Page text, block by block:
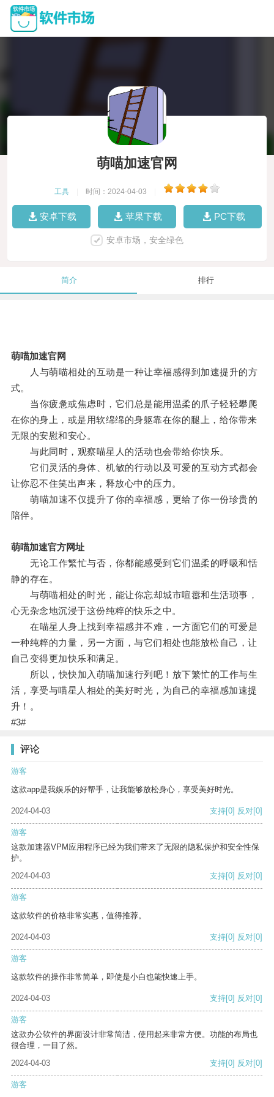
萌喵加速官网
工具 时间：2024-04-03
安卓下载 苹果下载 PC下载
安卓市场，安全绿色
简介 排行
萌喵加速官网
人与萌喵相处的互动是一种让幸福感得到加速提升的方
式。
当你疲惫或焦虑时，它们总是能用温柔的爪子轻轻攀爬
在你的身上，或是用软绵绵的身躯靠在你的腿上，给你带来
无限的安慰和安心。
与此同时，观察喵星人的活动也会带给你快乐。
它们灵活的身体、机敏的行动以及可爱的互动方式都会
让你忍不住笑出声来，释放心中的压力。
萌喵加速不仅提升了你的幸福感，更给了你一份珍贵的
陪伴。
萌喵加速官方网址
无论工作繁忙与否，你都能感受到它们温柔的呼吸和恬
静的存在。
与萌喵相处的时光，能让你忘却城市喧嚣和生活琐事，
心无杂念地沉浸于这份纯粹的快乐之中。
在喵星人身上找到幸福感并不难，一方面它们的可爱是
一种纯粹的力量，另一方面，与它们相处也能放松自己，让
自己变得更加快乐和满足。
所以，快快加入萌喵加速行列吧！放下繁忙的工作与生
活，享受与喵星人相处的美好时光，为自己的幸福感加速提
升！。
#3#
评论
游客
这款app是我娱乐的好帮手，让我能够放松身心，享受美好时光。
2024-04-03 支持[0] 反对[0]
游客
这款加速器VPM应用程序已经为我们带来了无限的隐私保护和安全性保
护。
2024-04-03
支持[0] 反对[0]
游客
这款软件的价格非常实惠，值得推荐。
2024-04-03 支持[0] 反对[0]
游客
这款软件的操作非常简单，即使是小白也能快速上手。
2024-04-03 支持[0] 反对[0]
游客
这款办公软件的界面设计非常简洁，使用起来非常方便。功能的布局也
很合理，一目了然。
2024-04-03
支持[0] 反对[0]
游客